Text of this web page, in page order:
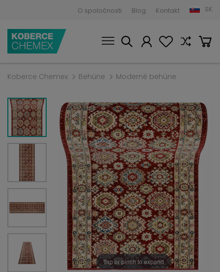
O spoločnosti Blog Kontakt SK
Koberce Chemex Behúne Moderné behúne
Tap or pinch to expand